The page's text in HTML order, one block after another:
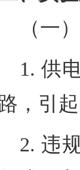
（一
1. 供
，引
2. 违